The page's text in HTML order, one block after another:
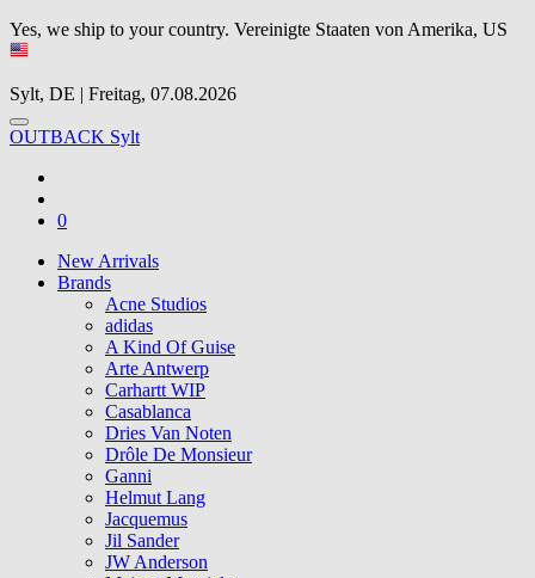
Yes, we ship to your country. Vereinigte Staaten von Amerika, US
Sylt, DE | Freitag, 07.08.2026
OUTBACK Sylt
0
New Arrivals
Brands
Acne Studios
adidas
A Kind Of Guise
Arte Antwerp
Carhartt WIP
Casablanca
Dries Van Noten
Drôle De Monsieur
Ganni
Helmut Lang
Jacquemus
Jil Sander
JW Anderson